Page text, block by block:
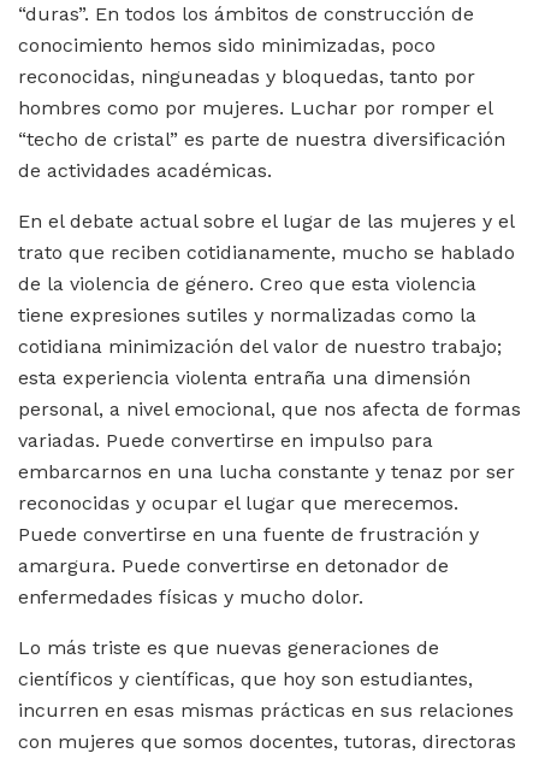
“duras”. En todos los ámbitos de construcción de
conocimiento hemos sido minimizadas, poco
reconocidas, ninguneadas y bloquedas, tanto por
hombres como por mujeres. Luchar por romper el
“techo de cristal” es parte de nuestra diversificación
de actividades académicas.
En el debate actual sobre el lugar de las mujeres y el
trato que reciben cotidianamente, mucho se hablado
de la violencia de género. Creo que esta violencia
tiene expresiones sutiles y normalizadas como la
cotidiana minimización del valor de nuestro trabajo;
esta experiencia violenta entraña una dimensión
personal, a nivel emocional, que nos afecta de formas
variadas. Puede convertirse en impulso para
embarcarnos en una lucha constante y tenaz por ser
reconocidas y ocupar el lugar que merecemos.
Puede convertirse en una fuente de frustración y
amargura. Puede convertirse en detonador de
enfermedades físicas y mucho dolor.
Lo más triste es que nuevas generaciones de
científicos y científicas, que hoy son estudiantes,
incurren en esas mismas prácticas en sus relaciones
con mujeres que somos docentes, tutoras, directoras